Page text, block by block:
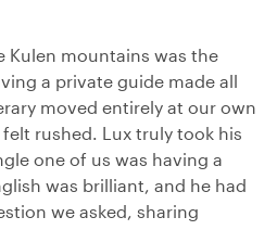
Kulen mountains was the
a private guide made all
moved entirely at our own
rushed. Lux truly took his
one of us was having a
was brilliant, and he had
we asked, sharing